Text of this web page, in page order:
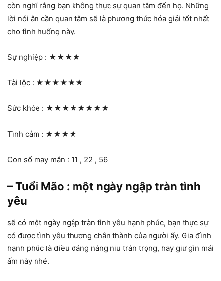
còn nghĩ rằng bạn không thực sự quan tâm đến họ. Những
lời nói ân cần quan tâm sẽ là phương thức hóa giải tốt nhất
cho tình huống này.
Sự nghiệp : ★★★★
Tài lộc : ★★★★★★
Sức khỏe : ★★★★★★★★
Tình cảm : ★★★★
Con số may mắn : 11 , 22 , 56
– Tuổi Mão : một ngày ngập tràn tình
yêu
sẽ có một ngày ngập tràn tình yêu hạnh phúc, bạn thực sự
có được tình yêu thương chân thành của người ấy. Gia đình
hạnh phúc là điều đáng nâng niu trân trọng, hãy giữ gìn mái
ấm này nhé.